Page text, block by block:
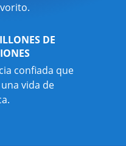
DE
confiada que
vida de